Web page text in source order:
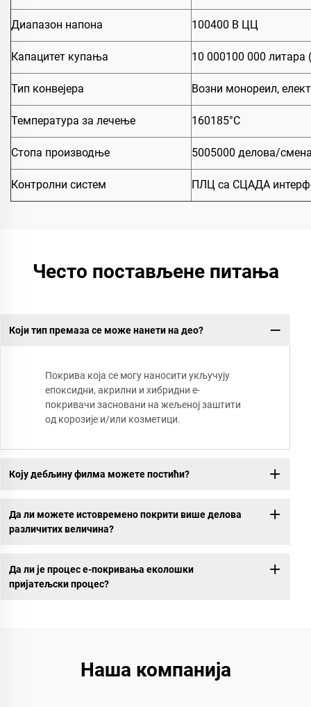
Диапазон напона 100400 В ЦЦ
Капацитет купања 10 000100 000 литара
Тип конвејера Возни монореил,
Температура за лечење 160185°C
Стопа производње 5005000 делова/
Контролни систем ПЛЦ са СЦАДА
Често постављене питања
Који тип премаза се може нанети на део?
Покрива која се могу наносити укључују
епоксидни, акрилни и хибридни е-
покривачи засновани на жељеној заштити
од корозије и/или козметици.
Коју дебљину филма можете постићи?
Да ли можете истовремено покрити више делова
различитих величина?
Да ли је процес е-покривања еколошки
пријатељски процес?
Наша компанија